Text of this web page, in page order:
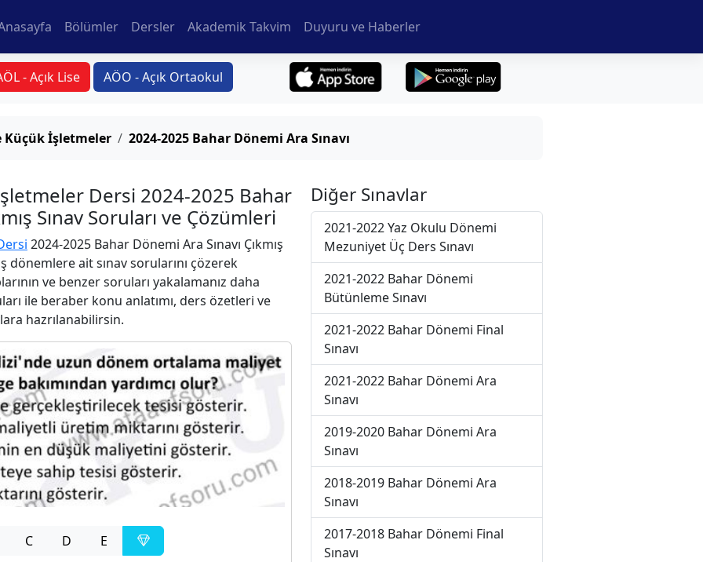
Bölümler Dersler Akademik Takvim Duyuru ve Haberler
- Açık Lise AÖO - Açık Ortaokul
İşletmeler 2024-2025 Bahar Dönemi Ara Sınavı
Dersi 2024-2025 Bahar
Sınav Soruları ve Çözümleri
2024-2025 Bahar Dönemi Ara Sınavı Çıkmış
dönemlere ait sınav sorularını çözerek
ve benzer soruları yakalamanız daha
ile beraber konu anlatımı, ders özetleri ve
hazrılanabilirsin.
C D E
Diğer Sınavlar
2021-2022 Yaz Okulu Dönemi
Mezuniyet Üç Ders Sınavı
2021-2022 Bahar Dönemi
Bütünleme Sınavı
2021-2022 Bahar Dönemi Final
Sınavı
2021-2022 Bahar Dönemi Ara
Sınavı
2019-2020 Bahar Dönemi Ara
Sınavı
2018-2019 Bahar Dönemi Ara
Sınavı
2017-2018 Bahar Dönemi Final
Sınavı